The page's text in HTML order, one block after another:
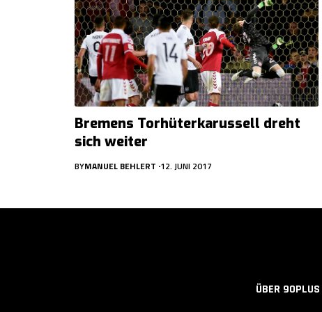
Bremens Torhüterkarussell dreht
sich weiter
BYMANUEL BEHLERT 12. JUNI 2017
ÜBER 90PLUS